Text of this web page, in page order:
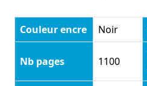
Couleur encre Noir
Nb pages 1100